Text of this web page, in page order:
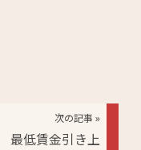
次の記事 »
最低賃金引き上